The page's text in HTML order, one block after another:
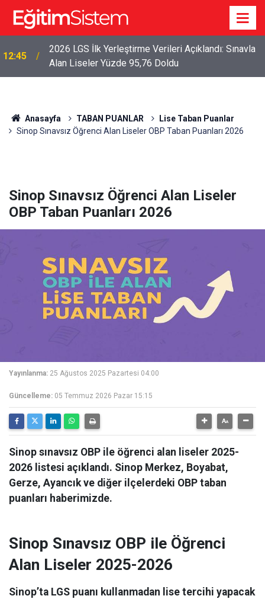
12:45
2026 LGS İlk Yerleştirme Verileri Açıklandı: Sınavla
Alan Liseler Yüzde 95,76 Doldu
Anasayfa TABAN PUANLAR
Lise Taban Puanlar
Sinop Sınavsız Öğrenci Alan Liseler OBP Taban Puanları 2026
Sinop Sınavsız Öğrenci Alan Liseler
OBP Taban Puanları 2026
Yayınlanma: 25 Ağustos 2025 Pazartesi 04:00
Güncelleme: 05 Temmuz 2026 Pazar 15:15
Sinop sınavsız OBP ile öğrenci alan liseler 2025-
2026 listesi açıklandı. Sinop Merkez, Boyabat,
Gerze, Ayancık ve diğer ilçelerdeki OBP taban
puanları haberimizde.
Sinop Sınavsız OBP ile Öğrenci
Alan Liseler 2025-2026
Sinop’ta LGS puanı kullanmadan lise tercihi yapacak